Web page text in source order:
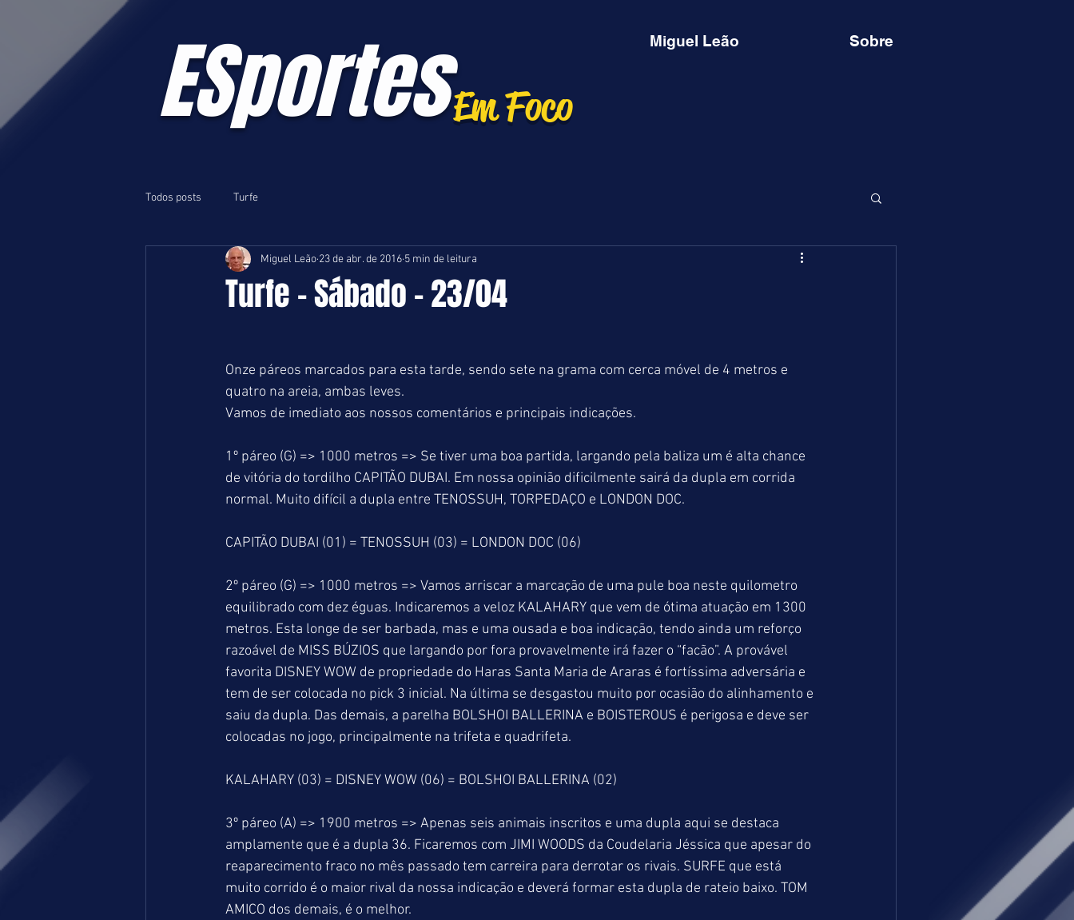
ESportesEm Foco
Miguel Leão Sobre
Todos posts Turfe
Turfe - Sábado - 23/04
Miguel Leão 23 de abr. de 2016 5 min de leitura
Onze páreos marcados para esta tarde, sendo sete na grama com cerca móvel de 4 metros e
quatro na areia, ambas leves.
Vamos de imediato aos nossos comentários e principais indicações.
1º páreo (G) => 1000 metros => Se tiver uma boa partida, largando pela baliza um é alta chance
de vitória do tordilho CAPITÃO DUBAI. Em nossa opinião dificilmente sairá da dupla em corrida
normal. Muito difícil a dupla entre TENOSSUH, TORPEDAÇO e LONDON DOC.
CAPITÃO DUBAI (01) = TENOSSUH (03) = LONDON DOC (06)
2º páreo (G) => 1000 metros => Vamos arriscar a marcação de uma pule boa neste quilometro
equilibrado com dez éguas. Indicaremos a veloz KALAHARY que vem de ótima atuação em 1300
metros. Esta longe de ser barbada, mas e uma ousada e boa indicação, tendo ainda um reforço
razoável de MISS BÚZIOS que largando por fora provavelmente irá fazer o “facão”. A provável
favorita DISNEY WOW de propriedade do Haras Santa Maria de Araras é fortíssima adversária e
tem de ser colocada no pick 3 inicial. Na última se desgastou muito por ocasião do alinhamento e
saiu da dupla. Das demais, a parelha BOLSHOI BALLERINA e BOISTEROUS é perigosa e deve ser
colocadas no jogo, principalmente na trifeta e quadrifeta.
KALAHARY (03) = DISNEY WOW (06) = BOLSHOI BALLERINA (02)
3º páreo (A) => 1900 metros => Apenas seis animais inscritos e uma dupla aqui se destaca
amplamente que é a dupla 36. Ficaremos com JIMI WOODS da Coudelaria Jéssica que apesar do
reaparecimento fraco no mês passado tem carreira para derrotar os rivais. SURFE que está
muito corrido é o maior rival da nossa indicação e deverá formar esta dupla de rateio baixo. TOM
AMICO dos demais, é o melhor.